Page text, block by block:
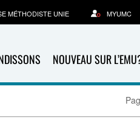
NOUVEAU SUR
MÉTHODISTE UNIE MYUMC